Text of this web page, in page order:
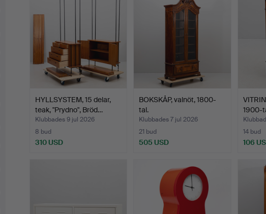
HYLLSYSTEM, 15 delar,
teak, "Prydno", Bröd…
Klubbades 9 jul 2026
8 bud
310 USD
BOKSKÅP, valnöt, 1800-
tal.
Klubbades 7 jul 2026
21 bud
505 USD
1900-
14 bud
106